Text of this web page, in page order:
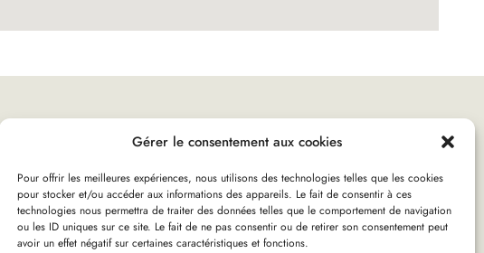
Gérer le consentement aux cookies
Pour offrir les meilleures expériences, nous utilisons des technologies telles que les cookies
pour stocker et/ou accéder aux informations des appareils. Le fait de consentir à ces
technologies nous permettra de traiter des données telles que le comportement de navigation
ou les ID uniques sur ce site. Le fait de ne pas consentir ou de retirer son consentement peut
avoir un effet négatif sur certaines caractéristiques et fonctions.